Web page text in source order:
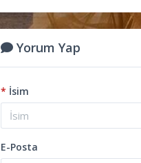
Yorum Yap
* İsim
E-Posta